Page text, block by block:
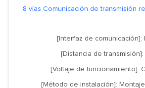
8 vías Comunicación de transmisión
[Interfaz de comunicación]:
[Distancia de transmisión]:
[Voltaje de funcionamiento]:
[Método de instalación]: